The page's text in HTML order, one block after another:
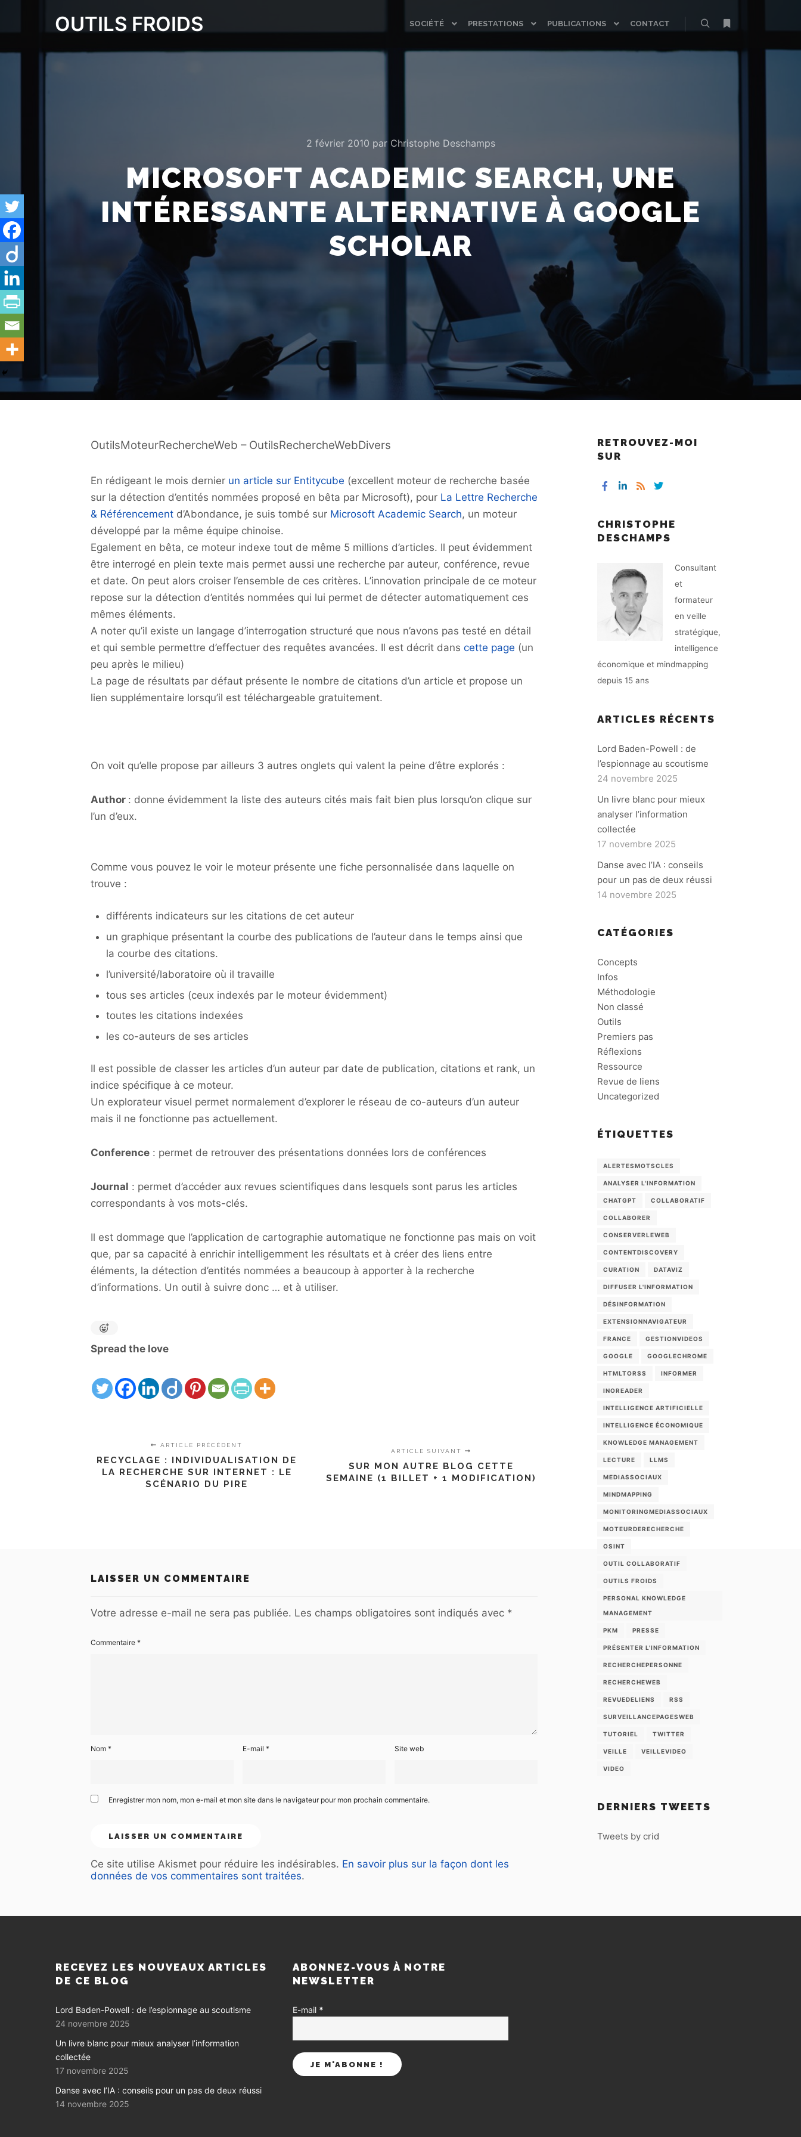
OUTILS FROIDS SOCIÉTÉ PRESTATIONS PUBLICATIONS
CONTACT
2 février 2010 par Christophe Deschamps
MICROSOFT ACADEMIC SEARCH, UNE
INTÉRESSANTE ALTERNATIVE À GOOGLE
SCHOLAR
OutilsMoteurRechercheWeb – OutilsRechercheWebDivers
En rédigeant le mois dernier un article sur Entitycube (excellent moteur de recherche basée
sur la détection d’entités nommées proposé en bêta par Microsoft), pour La Lettre Recherche
& Référencement d’Abondance, je suis tombé sur Microsoft Academic Search, un moteur
développé par la même équipe chinoise.
Egalement en bêta, ce moteur indexe tout de même 5 millions d’articles. Il peut évidemment
être interrogé en plein texte mais permet aussi une recherche par auteur, conférence, revue
et date. On peut alors croiser l’ensemble de ces critères. L’innovation principale de ce moteur
repose sur la détection d’entités nommées qui lui permet de détecter automatiquement ces
mêmes éléments.
A noter qu’il existe un langage d’interrogation structuré que nous n’avons pas testé en détail
et qui semble permettre d’effectuer des requêtes avancées. Il est décrit dans cette page (un
peu après le milieu)
La page de résultats par défaut présente le nombre de citations d’un article et propose un
lien supplémentaire lorsqu’il est téléchargeable gratuitement.
On voit qu’elle propose par ailleurs 3 autres onglets qui valent la peine d’être explorés :
Author : donne évidemment la liste des auteurs cités mais fait bien plus lorsqu’on clique sur
l’un d’eux.
Comme vous pouvez le voir le moteur présente une fiche personnalisée dans laquelle on
trouve :
différents indicateurs sur les citations de cet auteur
un graphique présentant la courbe des publications de l’auteur dans le temps ainsi que
la courbe des citations.
l’université/laboratoire où il travaille
tous ses articles (ceux indexés par le moteur évidemment)
toutes les citations indexées
les co-auteurs de ses articles
Il est possible de classer les articles d’un auteur par date de publication, citations et rank, un
indice spécifique à ce moteur.
Un explorateur visuel permet normalement d’explorer le réseau de co-auteurs d’un auteur
mais il ne fonctionne pas actuellement.
Conference : permet de retrouver des présentations données lors de conférences
Journal : permet d’accéder aux revues scientifiques dans lesquels sont parus les articles
correspondants à vos mots-clés.
Il est dommage que l’application de cartographie automatique ne fonctionne pas mais on voit
que, par sa capacité à enrichir intelligemment les résultats et à créer des liens entre
éléments, la détection d’entités nommées a beaucoup à apporter à la recherche
d’informations. Un outil à suivre donc … et à utiliser.
Spread the love
ARTICLE PRÉCÉDENT
RECYCLAGE : INDIVIDUALISATION DE
LA RECHERCHE SUR INTERNET : LE
SCÉNARIO DU PIRE
ARTICLE SUIVANT
SUR MON AUTRE BLOG CETTE
SEMAINE (1 BILLET + 1 MODIFICATION)
LAISSER UN COMMENTAIRE
Votre adresse e-mail ne sera pas publiée. Les champs obligatoires sont indiqués avec *
Commentaire *
Nom * E-mail * Site web
Enregistrer mon nom, mon e-mail et mon site dans le navigateur pour mon prochain commentaire.
Ce site utilise Akismet pour réduire les indésirables. En savoir plus sur la façon dont les
données de vos commentaires sont traitées.
RETROUVEZ-MOI
SUR
CHRISTOPHE
DESCHAMPS
Consultant
et
formateur
en veille
stratégique,
intelligence
économique et mindmapping
depuis 15 ans
ARTICLES RÉCENTS
Lord Baden-Powell : de
l’espionnage au scoutisme
24 novembre 2025
Un livre blanc pour mieux
analyser l’information
collectée
17 novembre 2025
Danse avec l’IA : conseils
pour un pas de deux réussi
14 novembre 2025
CATÉGORIES
Concepts
Infos
Méthodologie
Non classé
Outils
Premiers pas
Réflexions
Ressource
Revue de liens
Uncategorized
ÉTIQUETTES
ALERTESMOTSCLES
ANALYSER L'INFORMATION
CHATGPT COLLABORATIF
COLLABORER
CONSERVERLEWEB
CONTENTDISCOVERY
CURATION DATAVIZ
DIFFUSER L'INFORMATION
DÉSINFORMATION
EXTENSIONNAVIGATEUR
FRANCE GESTIONVIDEOS
GOOGLE GOOGLECHROME
HTMLTORSS INFORMER
INOREADER
INTELLIGENCE ARTIFICIELLE
INTELLIGENCE ÉCONOMIQUE
KNOWLEDGE MANAGEMENT
LECTURE LLMS
MEDIASSOCIAUX
MINDMAPPING
MONITORINGMEDIASSOCIAUX
MOTEURDERECHERCHE
OSINT
OUTIL COLLABORATIF
OUTILS FROIDS
PERSONAL KNOWLEDGE
MANAGEMENT
PKM PRESSE
PRÉSENTER L'INFORMATION
RECHERCHEPERSONNE
RECHERCHEWEB
REVUEDELIENS RSS
SURVEILLANCEPAGESWEB
TUTORIEL TWITTER
VEILLE VEILLEVIDEO
VIDEO
DERNIERS TWEETS
Tweets by crid
RECEVEZ LES NOUVEAUX ARTICLES
DE CE BLOG
Lord Baden-Powell : de l’espionnage au scoutisme
24 novembre 2025
Un livre blanc pour mieux analyser l’information
collectée
17 novembre 2025
Danse avec l’IA : conseils pour un pas de deux réussi
14 novembre 2025
ABONNEZ-VOUS À NOTRE
NEWSLETTER
E-mail *